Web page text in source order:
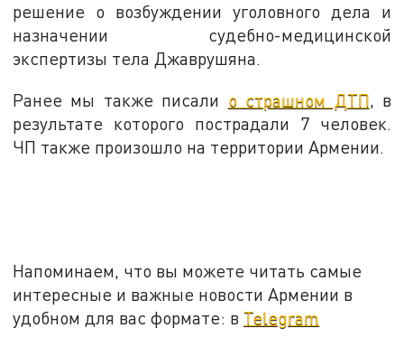
решение о возбуждении уголовного дела и
назначении судебно-медицинской
экспертизы тела Джаврушяна.
Ранее мы также писали о страшном ДТП, в
результате которого пострадали 7 человек.
ЧП также произошло на территории Армении.
Напоминаем, что вы можете читать самые
интересные и важные новости Армении в
удобном для вас формате: в Telegram